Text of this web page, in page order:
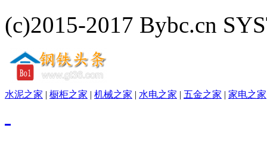
(c)2015-2017 Bybc.cn
水泥之家 | 橱柜之家 | 机械之家 | 水电之家 | 五金之家 | 家电之家